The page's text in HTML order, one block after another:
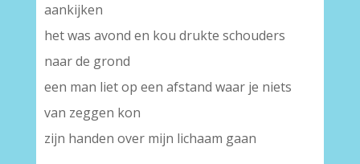
aankijken
het was avond en kou drukte schouders
naar de grond
een man liet op een afstand waar je niets
van zeggen kon
zijn handen over mijn lichaam gaan